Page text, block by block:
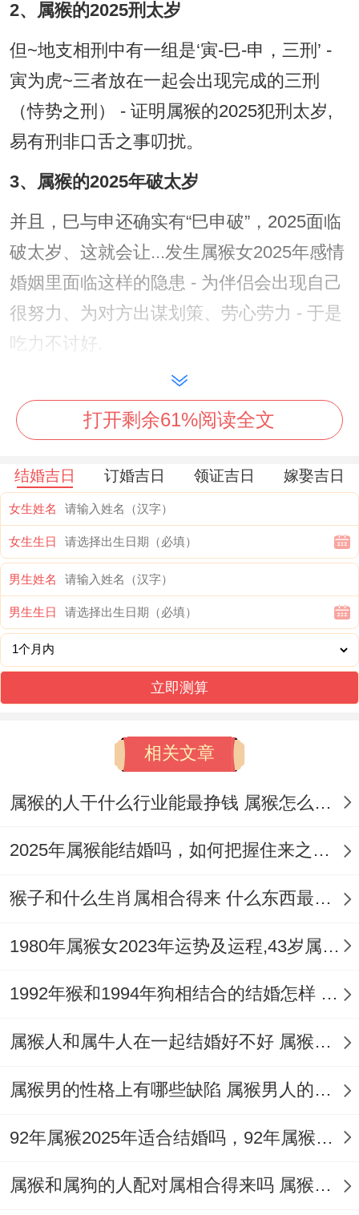
2、属猴的2025刑太岁
但~地支相刑中有一组是‘寅-巳-申，三刑’ -
寅为虎~三者放在一起会出现完成的三刑
（恃势之刑） - 证明属猴的2025犯刑太岁,
易有刑非口舌之事叨扰。
3、属猴的2025年破太岁
并且，巳与申还确实有“巳申破”，2025面临
破太岁、这就会让...发生属猴女2025年感情
婚姻里面临这样的隐患 - 为伴侣会出现自己
很努力、为对方出谋划策、劳心劳力 - 于是
吃力不讨好.
考虑到属猴女在2025年犯太岁，提前化岁是
极度重要的！
行祭拜、以祈求太岁的庇佑与化解岁煞的作
用。若因学业、工作等原因无法亲临道观，
也可提前奉请一个属猴专属的化2025岁煞
的‘祥安阁联吉锦袋’~并将其放置在枕下或床
头柜附近,以寓意岁君护佑、岁煞远离、平安
吉祥。
二、属猴女2025年感情面临吉凶
与【太阴】两大吉星。
是属猴人的本位方...
左辅星是一颗财星，但从星象的角度来看,它
也为属猴女在工作跟感情方面带来了不少好
凶的一面:受岁煞波及~部分属猴女大概因过
于感性或太信任对方，会陷入无果的爱情
情感创伤。
在2025年,属猴女需精心维护自己的情感生
避免琐碎事务侵蚀双方情谊。
至于单身者 - 在选择伴侣时，应保持警觉、
打开剩余61%阅读全文
结婚吉日 订婚吉日 领证吉日 嫁娶吉日
女生姓名
女生生日
男生姓名
男生生日
立即测算
相关文章
属猴的人干什么行业能最挣钱 属猴怎么增加自身财运和运气
2025年属猴能结婚吗，如何把握住来之不易的幸福
猴子和什么生肖属相合得来 什么东西最旺属猴人运势提升
1980年属猴女2023年运势及运程,43岁属猴人2023全年每月运势女性如何
1992年猴和1994年狗相结合的结婚怎样 92猴命运中的正缘桃花是谁
属猴人和属牛人在一起结婚好不好 属猴人有安稳的感情和婚姻吗
属猴男的性格上有哪些缺陷 属猴男人的弱点主表现在哪方面
92年属猴2025年适合结婚吗，92年属猴2025蛇年结婚吉日
属猴和属狗的人配对属相合得来吗 属猴人对待人都很自私吗